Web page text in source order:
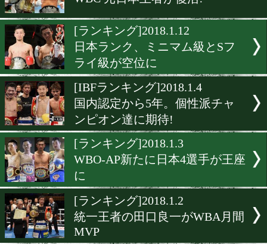
[OPBFランキング]2018.1.15
新たに8選手がランクイン
[WBCランキング]2018.1.14
WBC 元日本王者が復活!
[ランキング]2018.1.12
日本ランク、ミニマム級と
[IBFランキング]2018.1.4
国内認定から5年。個性派